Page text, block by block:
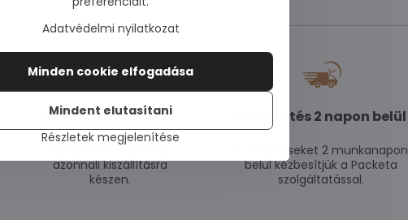
Készleten lévő áruk
azonnali kiszállításra
készen.
Kézbesítés 2 napon belül
A rendeléseket 2 munkanapon
belül kézbesítjük a Packeta
szolgáltatással.
Adatvédelmi nyilatkozat
Részletek megjelenítése
Minden cookie elfogadása
Mindent elutasítani